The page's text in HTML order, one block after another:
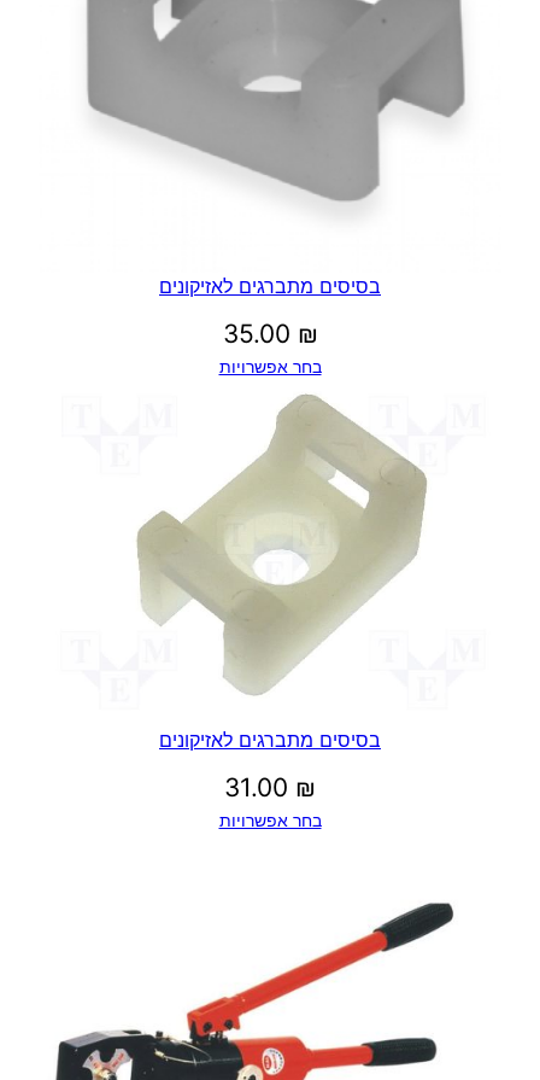
בסיסים מתברגים לאזיקונים
35.00 ₪
בחר אפשרויות
בסיסים מתברגים לאזיקונים
31.00 ₪
בחר אפשרויות